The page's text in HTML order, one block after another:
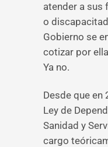
atender a sus
o
Gobierno se
cotizar por
Ya no.
Desde que en
Ley de
Sanidad y
cargo